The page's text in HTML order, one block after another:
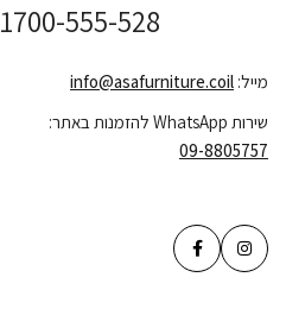
1700-555-528
מייל: info@asafurniture.coil
שירות WhatsApp להזמנות באתר:
09-8805757